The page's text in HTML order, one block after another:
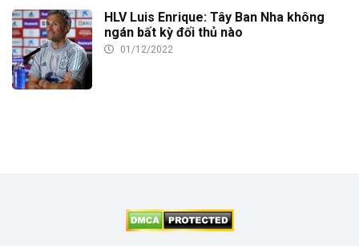
HLV Luis Enrique: Tây Ban Nha không
ngán bất kỳ đối thủ nào
01/12/2022